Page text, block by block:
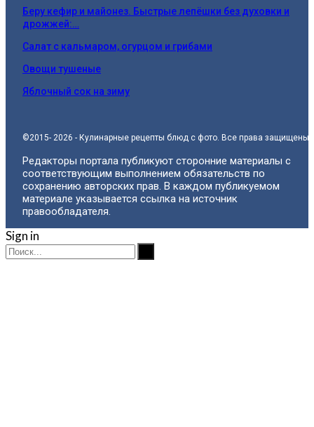
Беру кефир и майонез. Быстрые лепёшки без духовки и
дрожжей:…
Салат с кальмаром, огурцом и грибами
Овощи тушеные
Яблочный сок на зиму
©2015- 2026 - Кулинарные рецепты блюд с фото. Все права защищены.
Редакторы портала публикуют сторонние материалы с
соответствующим выполнением обязательств по
сохранению авторских прав. В каждом публикуемом
материале указывается ссылка на источник
правообладателя.
Sign in